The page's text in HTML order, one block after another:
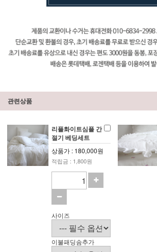
관련상품
리플화이트심플 간
절기 베딩세트
상품가 : 180,000원
적립금 : 1,800원
사이즈
이불패딩솜추가